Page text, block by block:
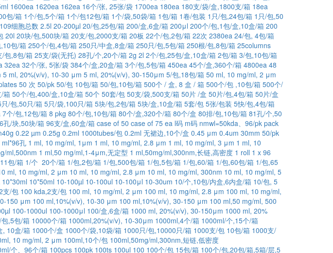
1600ea 1620ea 162ea 16个/张, 25张/袋 1700ea 180ea 180支/袋/盒,1800支/箱 18ea
包/箱 1个/包,5个/箱 1个/包12包/箱 1个/袋,50袋/箱 1包/箱 1卷/包装 1只/包,24包/箱 1只/包,50
细胞总数 2.5l 20-200µl 20/包,25包/箱 200/盒,6盒/箱 200μl 200个/包,1包/盒,10盒/箱 200
20l 20块/包,500块/箱 20支/包,2000支/箱 20板 22个/包,2包/箱 22次 2380ea 24/包, 4包/箱
包/箱 250个/包,4包/箱 250只/中盒,8盒/箱 250只/包,5包/箱 250根/包,8包/箱 25columns
/包,8包/箱25支/袋(无托) 28孔/个,20个/箱 2g 2l 2个/包,25包/盒,10盒/箱 2包/箱 3/包,10包/箱
32ea 32个/张, 5张/袋 384个/盒,20盒/箱 3个/包,5包/箱 450ea 45个/盒,360个/箱 4800ea 48
5 ml, 20%(v/v), 10-30 μm 5 ml, 20%(v/v), 30-150μm 5/包,18包/箱 50 ml, 10 mg/ml, 2 μm
50 次 50/pk 50/包 10包/箱 50/包,10包/箱 500个 / 盒, 8 盒 / 箱 500个/包 ,10包/箱 500个/
箱 50个/包,400/盒,10盒/箱 50个 50套/包 50支/袋,500支/箱 50片 /盒 50片/包,4包/箱 50片/盒
/包,50只/箱 5只/袋,100只/箱 5块/包,2包/箱 5块/盒,10盒/箱 5套/包 5张/包装 5快/包,4包/箱
7个/包,12包/箱 8 pkg 80个/包,10包/箱 80个/盒,320个/箱 80个/盒 80排/包,10包/箱 81孔/个,50
孔/块,50块/箱96支/盒,60盒/箱 case of 50 case of 75 ea l码 m码 nmwl=50kda、96/pk pack
0.22 µm 0.25g 0.2ml 1000tubes/包 0.2ml 无裙边,10个/盒 0.45 μm 0.4um 30mm 50/pk
ml*96孔 1 ml, 10 mg/ml, 1μm 1 ml, 10 mg/ml, 2.8 μm 1 ml, 10 mg/ml, 3 μm 1 ml, 10
ml,500nm 1 ml,50 mg/ml,1-4μm,无定型 1 ml,50mg/ml,300nm,长链,高密度 1 roll 1 x 96
包/箱 1/个 20个/箱 1/包,2包/箱 1/包,500包/箱 1/包,5包/箱 1/包,60/箱 1/包,60包/箱 1/包,65
ml, 10 mg/ml, 2 μm 10 ml, 10 mg/ml, 2.8 μm 10 ml, 10 mg/ml, 300nm 10 ml, 10 mg/ml, 5
10*30ml 10*50ml 10-100µl 10-100ul 10-100μl 10-30um 10/个,10包/内盒,6内盒/箱 10/包, 5
支/包 100 kda,2支/包 100 ml, 10 mg/ml, 2 μm 100 ml, 10 mg/ml, 2.8 μm 100 ml, 10 mg/ml,
150 μm 100 ml,10%(v/v), 10-30 μm 100 ml,10%(v/v), 30-150 μm 100 ml,50 mg/ml, 500
100-1000ul 100-1000μl 100/盒,6盒/箱 1000 ml, 20%(v/v), 30-150μm 1000 ml, 20%
,5包/箱 10000个/箱 1000ml,20%(v/v), 10-30μm 1000ml,4个/箱 1000ml/个,15个/箱
, 10盒/箱 1000个/盒 1000个/袋,10袋/箱 1000只/包,10000只/箱 1000支/包 10包/箱 1000支/
10 mg/ml, 2 μm 100ml,10个/包 100ml,50mg/ml,300nm,短链,低密度
个、96个/箱 100pcs 100pk 100ts 100ul 100 100个/包 15包/箱 100个/包,20包/箱,5箱/层,5